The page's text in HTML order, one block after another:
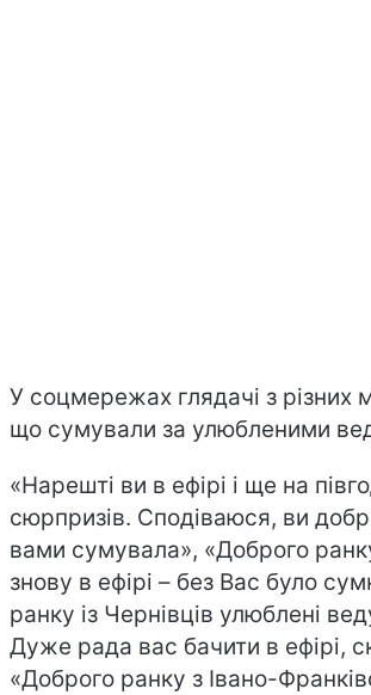
У соцмережах глядачі з різних
що сумували за улюбленими
«Нарешті ви в ефірі і ще на
сюрпризів. Сподіваюся, ви
вами сумувала», «Доброго
знову в ефірі – без Вас було
ранку із Чернівців улюблені
Дуже рада вас бачити в ефірі,
«Доброго ранку з Івано-